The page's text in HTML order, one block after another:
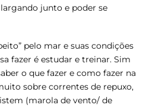
junto e poder se
pelo mar e suas condições
fazer é estudar e treinar. Sim
o que fazer e como fazer na
sobre correntes de repuxo,
(marola de vento/ de